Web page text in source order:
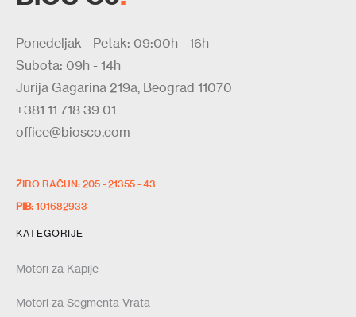
Ponedeljak - Petak: 09:00h - 16h
Subota: 09h - 14h
Jurija Gagarina 219a, Beograd 11070
+381 11 718 39 01
office@biosco.com
ŽIRO RAČUN: 205 - 21355 - 43
PIB: 101682933
KATEGORIJE
Motori za Kapije
Motori za Segmenta Vrata